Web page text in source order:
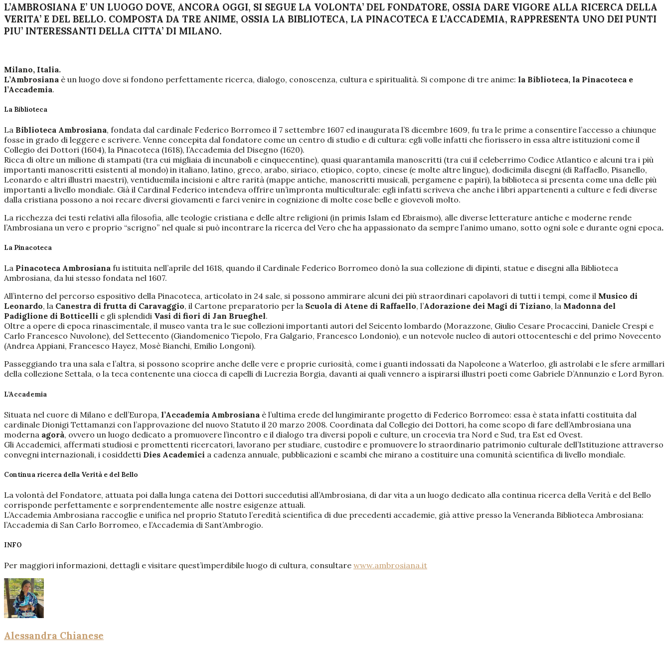
L’AMBROSIANA E’ UN LUOGO DOVE, ANCORA OGGI, SI SEGUE LA VOLONTA’ DEL FONDATORE, OSSIA DARE VIGORE ALLA RICERCA DELLA
VERITA’ E DEL BELLO. COMPOSTA DA TRE ANIME, OSSIA LA BIBLIOTECA, LA PINACOTECA E L’ACCADEMIA, RAPPRESENTA UNO DEI PUNTI
PIU’ INTERESSANTI DELLA CITTA’ DI MILANO.
Milano, Italia.
L’Ambrosiana è un luogo dove si fondono perfettamente ricerca, dialogo, conoscenza, cultura e spiritualità. Si compone di tre anime: la Biblioteca, la Pinacoteca e
l’Accademia.
La Biblioteca
La Biblioteca Ambrosiana, fondata dal cardinale Federico Borromeo il 7 settembre 1607 ed inaugurata l’8 dicembre 1609, fu tra le prime a consentire l’accesso a chiunque
fosse in grado di leggere e scrivere. Venne concepita dal fondatore come un centro di studio e di cultura: egli volle infatti che fiorissero in essa altre istituzioni come il
Collegio dei Dottori (1604), la Pinacoteca (1618), l’Accademia del Disegno (1620).
Ricca di oltre un milione di stampati (tra cui migliaia di incunaboli e cinquecentine), quasi quarantamila manoscritti (tra cui il celeberrimo Codice Atlantico e alcuni tra i più
importanti manoscritti esistenti al mondo) in italiano, latino, greco, arabo, siriaco, etiopico, copto, cinese (e molte altre lingue), dodicimila disegni (di Raffaello, Pisanello,
Leonardo e altri illustri maestri), ventiduemila incisioni e altre rarità (mappe antiche, manoscritti musicali, pergamene e papiri), la biblioteca si presenta come una delle più
importanti a livello mondiale. Già il Cardinal Federico intendeva offrire un’impronta multiculturale: egli infatti scriveva che anche i libri appartenenti a culture e fedi diverse
dalla cristiana possono a noi recare diversi giovamenti e farci venire in cognizione di molte cose belle e giovevoli molto.
La ricchezza dei testi relativi alla filosofia, alle teologie cristiana e delle altre religioni (in primis Islam ed Ebraismo), alle diverse letterature antiche e moderne rende
l’Ambrosiana un vero e proprio “scrigno” nel quale si può incontrare la ricerca del Vero che ha appassionato da sempre l’animo umano, sotto ogni sole e durante ogni epoca.
La Pinacoteca
La Pinacoteca Ambrosiana fu istituita nell’aprile del 1618, quando il Cardinale Federico Borromeo donò la sua collezione di dipinti, statue e disegni alla Biblioteca
Ambrosiana, da lui stesso fondata nel 1607.
All’interno del percorso espositivo della Pinacoteca, articolato in 24 sale, si possono ammirare alcuni dei più straordinari capolavori di tutti i tempi, come il Musico di
Leonardo, la Canestra di frutta di Caravaggio, il Cartone preparatorio per la Scuola di Atene di Raffaello, l’Adorazione dei Magi di Tiziano, la Madonna del
Padiglione di Botticelli e gli splendidi Vasi di fiori di Jan Brueghel.
Oltre a opere di epoca rinascimentale, il museo vanta tra le sue collezioni importanti autori del Seicento lombardo (Morazzone, Giulio Cesare Procaccini, Daniele Crespi e
Carlo Francesco Nuvolone), del Settecento (Giandomenico Tiepolo, Fra Galgario, Francesco Londonio), e un notevole nucleo di autori ottocenteschi e del primo Novecento
(Andrea Appiani, Francesco Hayez, Mosè Bianchi, Emilio Longoni).
Passeggiando tra una sala e l’altra, si possono scoprire anche delle vere e proprie curiosità, come i guanti indossati da Napoleone a Waterloo, gli astrolabi e le sfere armillari
della collezione Settala, o la teca contenente una ciocca di capelli di Lucrezia Borgia, davanti ai quali vennero a ispirarsi illustri poeti come Gabriele D’Annunzio e Lord Byron.
L’Accademia
Situata nel cuore di Milano e dell’Europa, l’Accademia Ambrosiana è l’ultima erede del lungimirante progetto di Federico Borromeo: essa è stata infatti costituita dal
cardinale Dionigi Tettamanzi con l’approvazione del nuovo Statuto il 20 marzo 2008. Coordinata dal Collegio dei Dottori, ha come scopo di fare dell’Ambrosiana una
moderna agorà, ovvero un luogo dedicato a promuovere l’incontro e il dialogo tra diversi popoli e culture, un crocevia tra Nord e Sud, tra Est ed Ovest.
Gli Accademici, affermati studiosi e promettenti ricercatori, lavorano per studiare, custodire e promuovere lo straordinario patrimonio culturale dell’Istituzione attraverso
convegni internazionali, i cosiddetti Dies Academici a cadenza annuale, pubblicazioni e scambi che mirano a costituire una comunità scientifica di livello mondiale.
Continua ricerca della Verità e del Bello
La volontà del Fondatore, attuata poi dalla lunga catena dei Dottori succedutisi all’Ambrosiana, di dar vita a un luogo dedicato alla continua ricerca della Verità e del Bello
corrisponde perfettamente e sorprendentemente alle nostre esigenze attuali.
L’Accademia Ambrosiana raccoglie e unifica nel proprio Statuto l’eredità scientifica di due precedenti accademie, già attive presso la Veneranda Biblioteca Ambrosiana:
l’Accademia di San Carlo Borromeo, e l’Accademia di Sant’Ambrogio.
INFO
Per maggiori informazioni, dettagli e visitare quest’imperdibile luogo di cultura, consultare www.ambrosiana.it
Alessandra Chianese